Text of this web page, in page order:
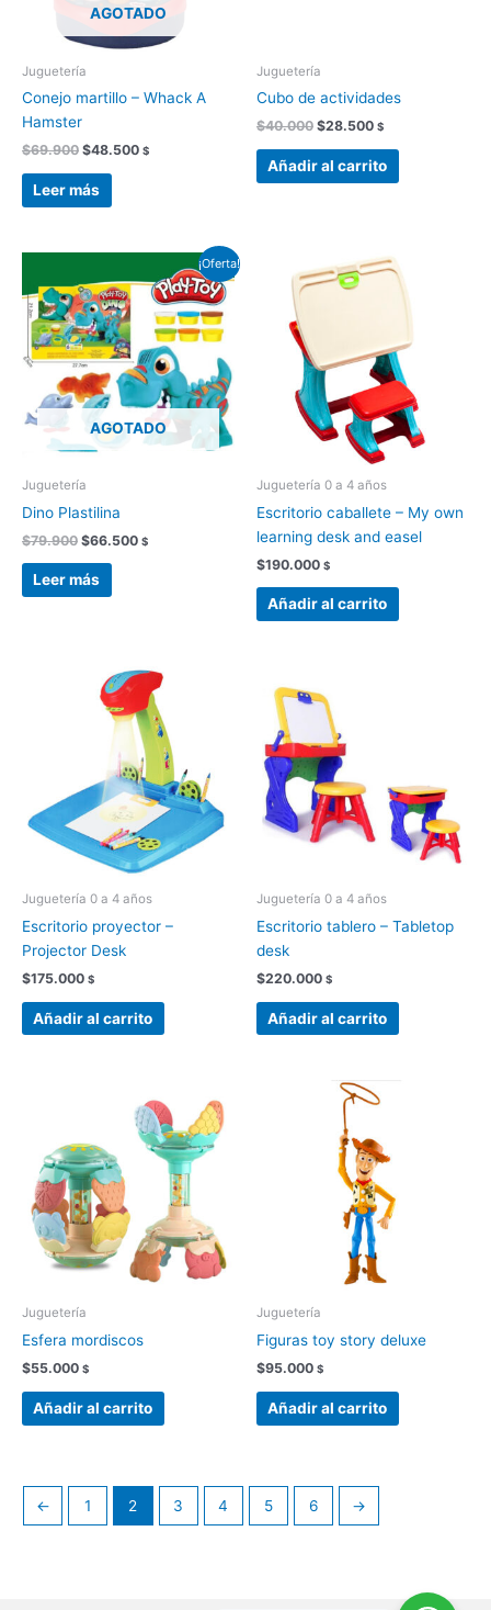
AGOTADO
Juguetería
Conejo martillo – Whack A
Hamster
$69.900 $48.500 $
Leer más
Juguetería
Cubo de actividades
$40.000 $28.500 $
Añadir al carrito
¡Oferta!
AGOTADO
Juguetería
Dino Plastilina
$79.900
original
era:
$79.900.
$66.500
precio
actual
es:
$66.500.
$
Leer más
Juguetería 0 a 4 años
Escritorio caballete – My own
learning desk and easel
$190.000 $
Añadir al carrito
Juguetería 0 a 4 años
Escritorio proyector –
Projector Desk
$175.000 $
Añadir al carrito
Juguetería 0 a 4 años
Escritorio tablero – Tabletop
desk
$220.000 $
Añadir al carrito
Juguetería
Esfera mordiscos
$55.000 $
Añadir al carrito
Juguetería
Figuras toy story deluxe
$95.000 $
Añadir al carrito
← 1 2 3 4 5 6 →